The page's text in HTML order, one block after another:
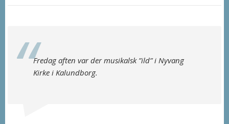
Fredag aften var der musikalsk ”ild” i Nyvang
Kirke i Kalundborg.